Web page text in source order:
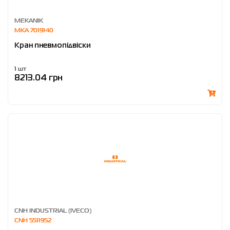
MEKANIK
MKA 7019140
Кран пневмопідвіски
1 шт
8213.04 грн
CNH INDUSTRIAL (IVECO)
CNH 5511952